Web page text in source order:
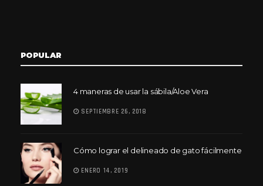
POPULAR
4 maneras de usar la sábila/Aloe Vera
SEPTIEMBRE 26, 2018
Cómo lograr el delineado de gato fácilmente
ENERO 14, 2019